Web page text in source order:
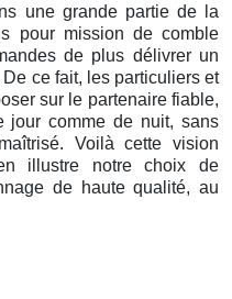
une grande partie de la
pour mission de comble
de plus délivrer un
ce fait, les particuliers et
sur le partenaire fiable,
jour comme de nuit, sans
Voilà cette vision
illustre notre choix de
de haute qualité, au